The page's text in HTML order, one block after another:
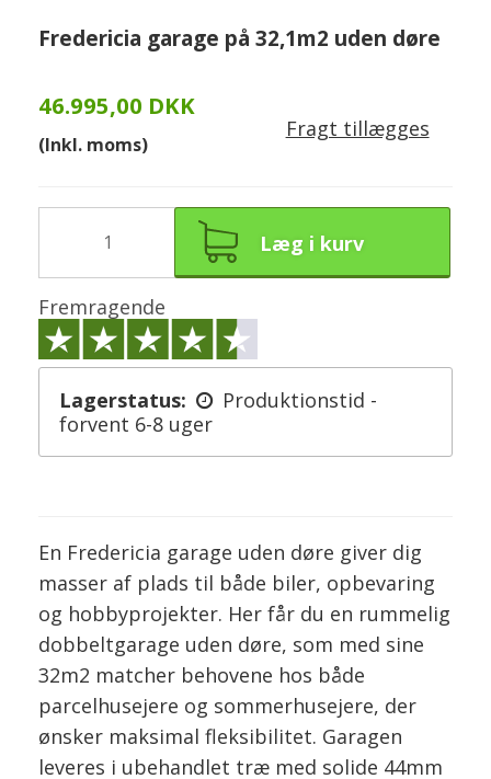
Fredericia garage på 32,1m2 uden døre
46.995,00 DKK
(Inkl. moms)
Fragt tillægges
Læg i kurv
Fremragende
Lagerstatus:
Produktionstid -
forvent 6-8 uger
En Fredericia garage uden døre giver dig
masser af plads til både biler, opbevaring
og hobbyprojekter. Her får du en rummelig
dobbeltgarage uden døre, som med sine
32m2 matcher behovene hos både
parcelhusejere og sommerhusejere, der
ønsker maksimal fleksibilitet. Garagen
leveres i ubehandlet træ med solide 44mm